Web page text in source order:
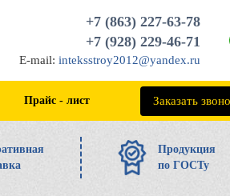
+7 (863) 227-63-78
+7 (928) 229-46-71
E-mail: inteksstroy2012@yandex.ru
Прайс - лист +7 (863) 227-63-
Заказать
Продукция
по ГОСТу